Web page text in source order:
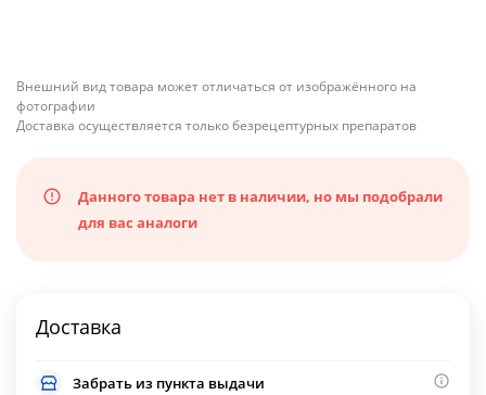
Внешний вид товара может отличаться от изображённого на
фотографии
Доставка осуществляется только безрецептурных препаратов
Данного товара нет в наличии, но мы подобрали
для вас аналоги
Доставка
Забрать из пункта выдачи